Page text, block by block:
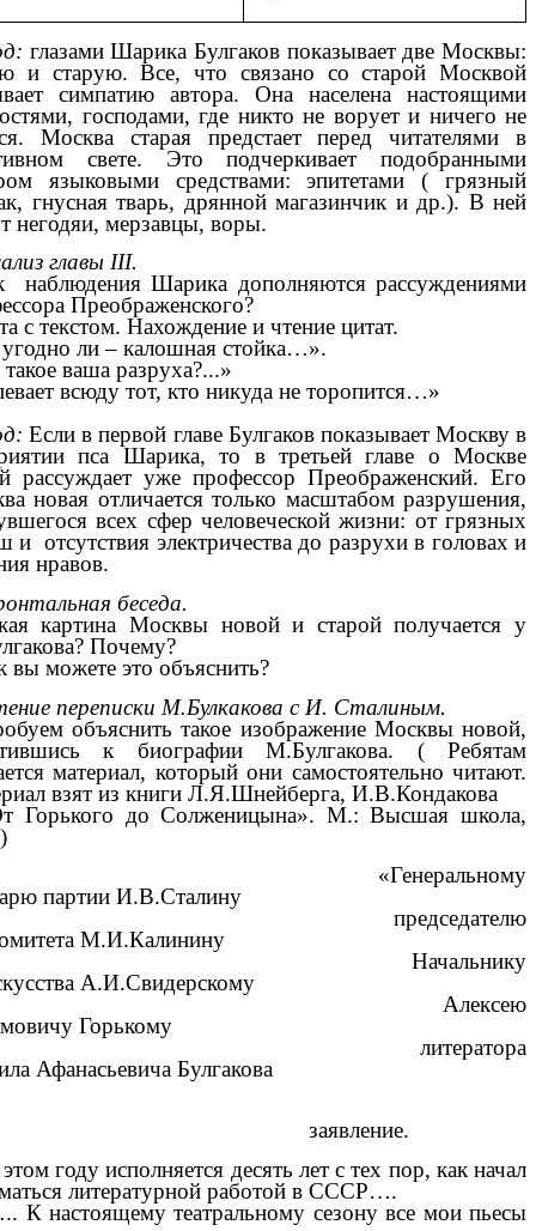
глазами Шарика Булгаков показывает две Москвы:
и старую. Все, что связано со старой Москвой
симпатию автора. Она населена настоящими
господами, где никто не ворует и ничего не
Москва старая предстает перед читателями в
свете. Это подчеркивает подобранными
языковыми средствами: эпитетами ( грязный
гнусная тварь, дрянной магазинчик и др.). В ней
негодяи, мерзавцы, воры.
главы III.
наблюдения Шарика дополняются рассуждениями
Преображенского?
с текстом. Нахождение и чтение цитат.
ли – калошная стойка…».
ваша разруха?...»
всюду тот, кто никуда не торопится…»
Если в первой главе Булгаков показывает Москву в
пса Шарика, то в третьей главе о Москве
рассуждает уже профессор Преображенский. Его
новая отличается только масштабом разрушения,
всех сфер человеческой жизни: от грязных
и отсутствия электричества до разрухи в головах и
нравов.
беседа.
картина Москвы новой и старой получается у
Почему?
вы можете это объяснить?
переписки М.Булкакова с И. Сталиным.
объяснить такое изображение Москвы новой,
к биографии М.Булгакова. ( Ребятам
материал, который они самостоятельно читают.
взят из книги Л.Я.Шнейберга, И.В.Кондакова
Горького до Солженицына». М.: Высшая школа,
партии И.В.Сталину
М.И.Калинину
А.И.Свидерскому
Горькому
Афанасьевича Булгакова
году исполняется десять лет с тех пор, как начал
литературной работой в СССР….
театральному сезону все мои пьесы